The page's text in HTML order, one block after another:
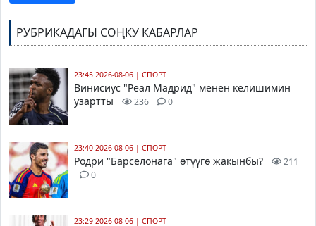
РУБРИКАДАГЫ СОҢКУ КАБАРЛАР
23:45 2026-08-06 | СПОРТ
Винисиус "Реал Мадрид" менен келишимин
узартты
236 0
23:40 2026-08-06 | СПОРТ
Родри "Барселонага" өтүүгө жакынбы?
211
0
23:29 2026-08-06 | СПОРТ